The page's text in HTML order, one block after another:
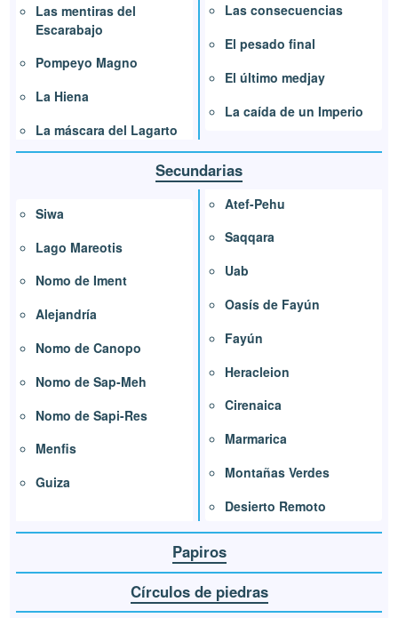
Las mentiras del
Escarabajo
Pompeyo Magno
La Hiena
La máscara del Lagarto
Las consecuencias
El pesado final
El último medjay
La caída de un Imperio
Secundarias
Siwa
Lago Mareotis
Nomo de Iment
Alejandría
Nomo de Canopo
Nomo de Sap-Meh
Nomo de Sapi-Res
Menfis
Guiza
Atef-Pehu
Saqqara
Uab
Oasís de Fayún
Fayún
Heracleion
Cirenaica
Marmarica
Montañas Verdes
Desierto Remoto
Papiros
Círculos de piedras